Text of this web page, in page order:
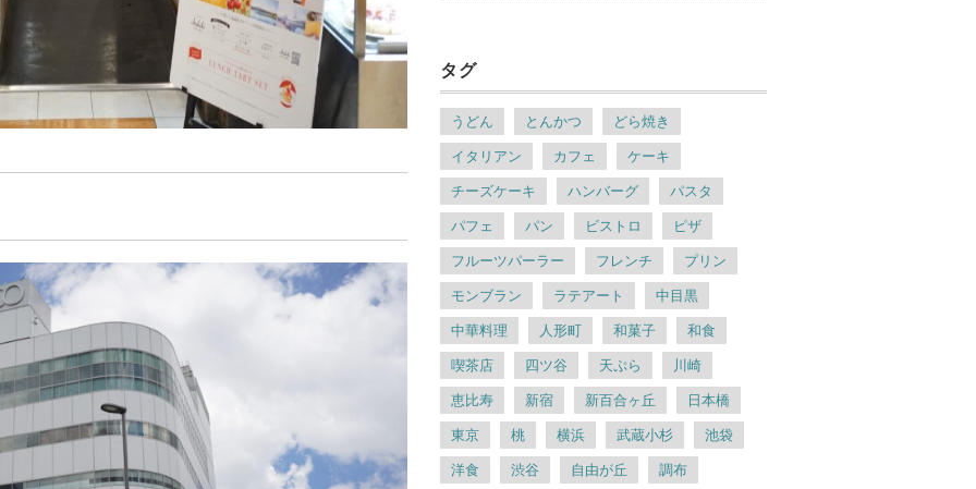
タグ
うどん とんかつ どら焼き
イタリアン カフェ ケーキ
チーズケーキ ハンバーグ パスタ
パフェ パン ビストロ ピザ
フルーツパーラー フレンチ プリン
モンブラン ラテアート 中目黒
中華料理 人形町 和菓子 和食
喫茶店 四ツ谷 天ぷら 川崎
恵比寿 新宿 新百合ヶ丘 日本橋
東京 桃 横浜 武蔵小杉 池袋
洋食 渋谷 自由が丘 調布